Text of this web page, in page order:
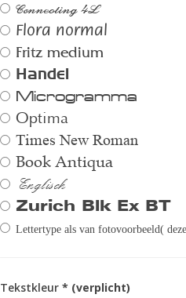
Connecting 4L
Flora normal
Fritz medium
Handel
Microgramma
Optima
Times New Roman
Book Antiqua
Englisch
Zurich Blk Ex BT
Lettertype als van fotovoorbeeld(
Tekstkleur * (verplicht)